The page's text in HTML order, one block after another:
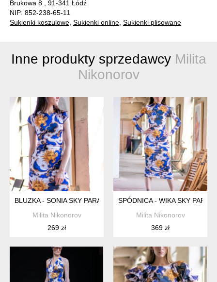
Brukowa 8 , 91-341 Łódź
NIP: 852-238-65-11
Sukienki koszulowe Sukienki online Sukienki plisowane
Inne produkty sprzedawcy Milita
Nikonorov
BLUZKA - SONIA SKY PARADE
Milita Nikonorov
269 zł
SPÓDNICA - WIKA SKY
Milita Nikonorov
369 zł